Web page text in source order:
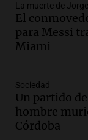
Episodios
Audio.
en el
Episodios
Audio.
La muerte de
El
para Messi
Miami
Sociedad
Un partido
hombre
Córdoba